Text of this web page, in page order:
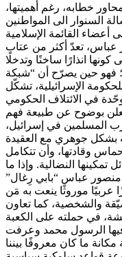
خطابه، رغم أهميتها،
السنوار الى المواطنين
أعضاء القائمة الإسلامية
عباس، تعدّ أكثر من عتاب
انذارًا ساخنًا وتدخلًا
فهو حين يصرّح أن “شبكة
الإسرائيلية، تشكّل
في الائتلاف الحكومي
يعلن بوضوح عن طبيعة فهم
المسلمين في إسرائيل،
بشكل جوهري مع العقيدة
حماس وقادتها، وأن تتكامل
النضالية. وإذا ما
منصور عباس “بابي رِغال”
موروثًا ينعت به مَن
والشخصية، كما تعاون
في حملته على الكعبة
الرسول محمد وعرفت
ما كان معروفًا بيننا